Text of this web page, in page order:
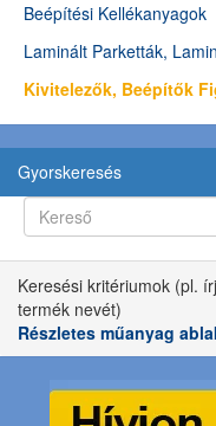
Beépítési Kellékanyagok
Laminált Parketták,
Kivitelezők, Beépítők
Gyorskeresés
Keresési kritériumok (pl.
termék nevét)
Részletes műanyag